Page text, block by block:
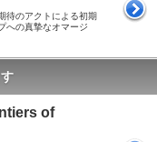
待のアクトによる初期
への真摯なオマージ
of